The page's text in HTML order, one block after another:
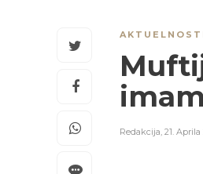
Redakcija 21. Aprila